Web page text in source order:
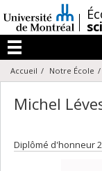
au
contenu
/
Menu
Accueil Notre École
Michel
Diplômé d'honneur